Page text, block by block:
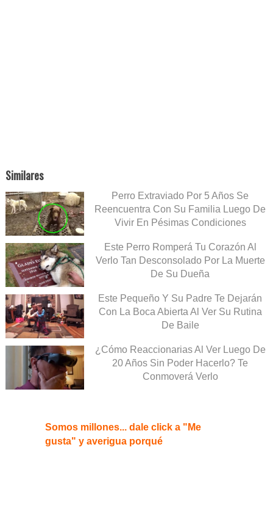
Similares
Perro Extraviado Por 5 Años Se
Reencuentra Con Su Familia Luego De
Vivir En Pésimas Condiciones
Este Perro Romperá Tu Corazón Al
Verlo Tan Desconsolado Por La Muerte
De Su Dueña
Este Pequeño Y Su Padre Te Dejarán
Con La Boca Abierta Al Ver Su Rutina
De Baile
¿Cómo Reaccionarias Al Ver Luego De
20 Años Sin Poder Hacerlo? Te
Conmoverá Verlo
Somos millones... dale click a "Me
gusta" y averigua porqué